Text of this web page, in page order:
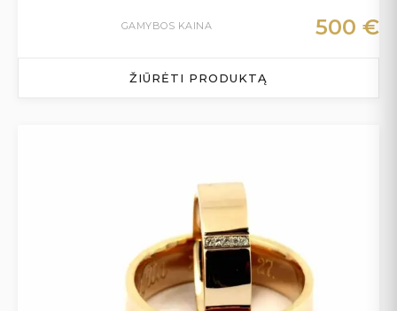
GAMYBOS KAINA 500 €
ŽIŪRĖTI PRODUKTĄ